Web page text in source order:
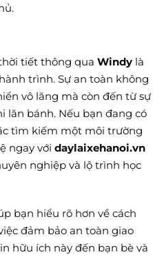
tiết thông qua Windy là
trình. Sự an toàn không
vô lăng mà còn đến từ sự
lăn bánh. Nếu bạn đang có
tìm kiếm một môi trường
ngay với daylaixehanoi.vn
nghiệp và lộ trình học
bạn hiểu rõ hơn về cách
đảm bảo an toàn giao
hữu ích này đến bạn bè và